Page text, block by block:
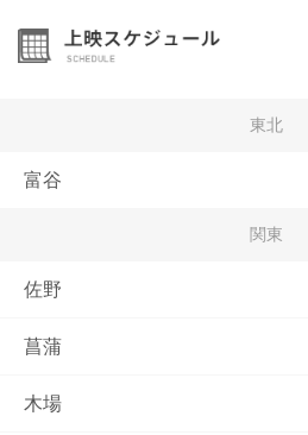
東北
富谷
関東
佐野
菖蒲
木場